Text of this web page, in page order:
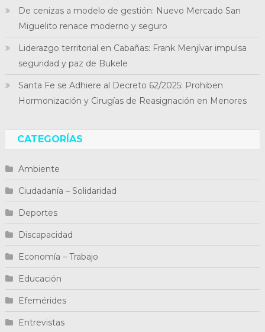
De cenizas a modelo de gestión: Nuevo Mercado San
Miguelito renace moderno y seguro
Liderazgo territorial en Cabañas: Frank Menjívar impulsa
seguridad y paz de Bukele
Santa Fe se Adhiere al Decreto 62/2025: Prohiben
Hormonización y Cirugías de Reasignación en Menores
CATEGORÍAS
Ambiente
Ciudadanía – Solidaridad
Deportes
Discapacidad
Economía – Trabajo
Educación
Efemérides
Entrevistas